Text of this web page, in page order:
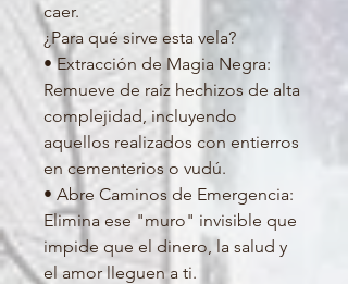
caer.
¿Para qué sirve esta vela?
• Extracción de Magia Negra:
Remueve de raíz hechizos de alta
complejidad, incluyendo
aquellos realizados con entierros
en cementerios o vudú.
• Abre Caminos de Emergencia:
Elimina ese "muro" invisible que
impide que el dinero, la salud y
el amor lleguen a ti.